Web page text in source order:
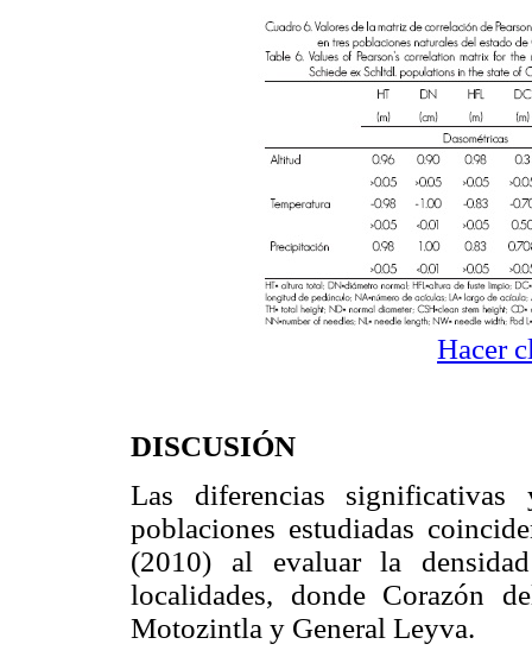
Hacer
DISCUSIÓN
Las diferencias
poblaciones estudiadas
(2010) al evaluar la
localidades, donde Corazón
Motozintla y General Leyva.